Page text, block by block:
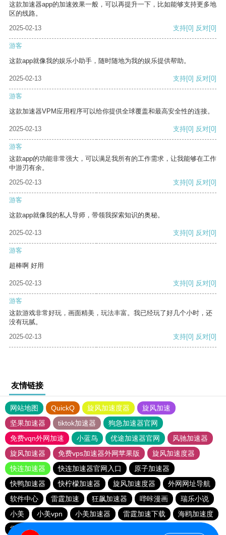
这款加速器app的加速效果一般，可以再提升一下，比如能够支持更多地
区的线路。
2025-02-13
支持[0] 反对[0]
游客
这款app就像我的娱乐小助手，随时随地为我的娱乐提供帮助。
2025-02-13 支持[0] 反对[0]
游客
这款加速器VPM应用程序可以给你提供全球覆盖和最高安全性的连接。
2025-02-13 支持[0] 反对[0]
游客
这款app的功能非常强大，可以满足我所有的工作需求，让我能够在工作
中游刃有余。
2025-02-13
支持[0] 反对[0]
游客
这款app就像我的私人导师，带领我探索知识的奥秘。
2025-02-13 支持[0] 反对[0]
游客
超棒啊 好用
2025-02-13 支持[0] 反对[0]
游客
这款游戏非常好玩，画面精美，玩法丰富。我已经玩了好几个小时，还
没有玩腻。
2025-02-13
支持[0] 反对[0]
友情链接
网站地图 QuickQ 旋风加速度器
旋风加速
坚果加速器
tiktok加速器
狗急加速器官网
免费vqn外网加速
小蓝鸟 优途加速器官网
风驰加速器
旋风加速器
免费vps加速器外网苹果版
旋风加速度器
快连加速器
快连加速器官网入口
原子加速器
快鸭加速器
快柠檬加速器 旋风加速度器
外网网址导航
软件中心
雷霆加速 狂飙加速器 哔咔漫画
瑞乐小说
小美
小美vpn 小美加速器 雷霆加速下载
海鸥加速度
雷霆加速版ins